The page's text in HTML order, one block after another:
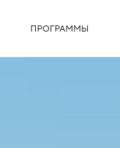
ПРОГРАММЫ